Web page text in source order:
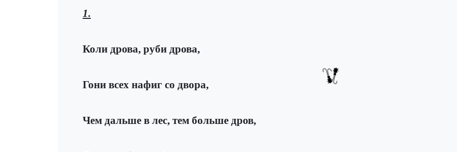
1.
Коли дрова, руби дрова,
Гони всех нафиг со двора,
Чем дальше в лес, тем больше дров,